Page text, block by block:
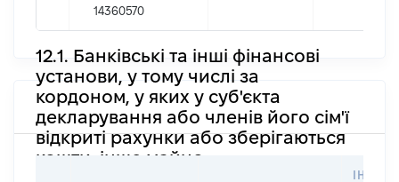
14360570
12.1. Банківські та інші фінансові
установи, у тому числі за
кордоном, у яких у суб'єкта
декларування або членів його сім'ї
відкриті рахунки або зберігаються
кошти, інше майно